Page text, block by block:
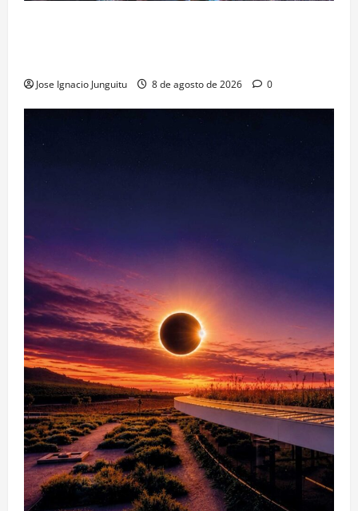
Jose Ignacio Junguitu 8 de agosto de 2026 0